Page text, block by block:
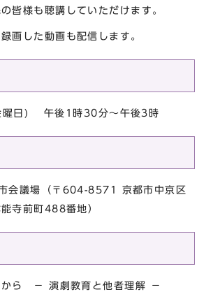
皆様も聴講していただけます。
画した動画も配信します。
曜日) 午後1時30分～午後3時
会議場（〒604-8571 京都市中京区
寺前町488番地）
から － 演劇教育と他者理解 －